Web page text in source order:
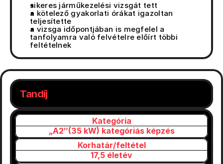
sikeres járműkezelési vizsgát tett
a kötelező gyakorlati órákat igazoltan
teljesítette
a vizsga időpontjában is megfelel a
tanfolyamra való felvételre előírt többi
feltételnek
Tandíj
Kategória
„A2″(35 kW) kategóriás képzés
Korhatár/feltétel
17,5 életév